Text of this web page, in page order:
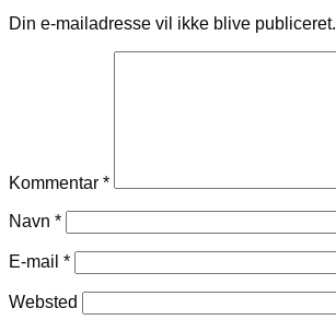
Din e-mailadresse vil ikke blive publiceret.
Kommentar *
Navn *
E-mail *
Websted